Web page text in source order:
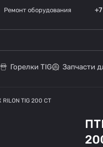
Ремонт оборудования
Горелки TIG Запчасти
RILON TIG 200 CT